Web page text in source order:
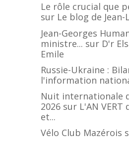
Le rôle crucial que
sur Le blog de Jean-
Jean-Georges
ministre... sur D'r
Emile
Russie-Ukraine :
l'information
Nuit internationale
2026 sur L'AN
et...
Vélo Club Mazérois